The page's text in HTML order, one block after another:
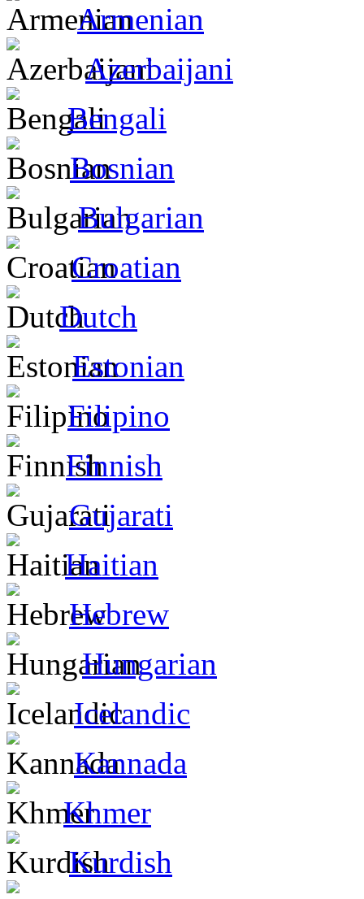
Armenian
Azerbaijani
Bengali
Bosnian
Bulgarian
Croatian
Dutch
Estonian
Filipino
Finnish
Gujarati
Haitian
Hebrew
Hungarian
Icelandic
Kannada
Khmer
Kurdish